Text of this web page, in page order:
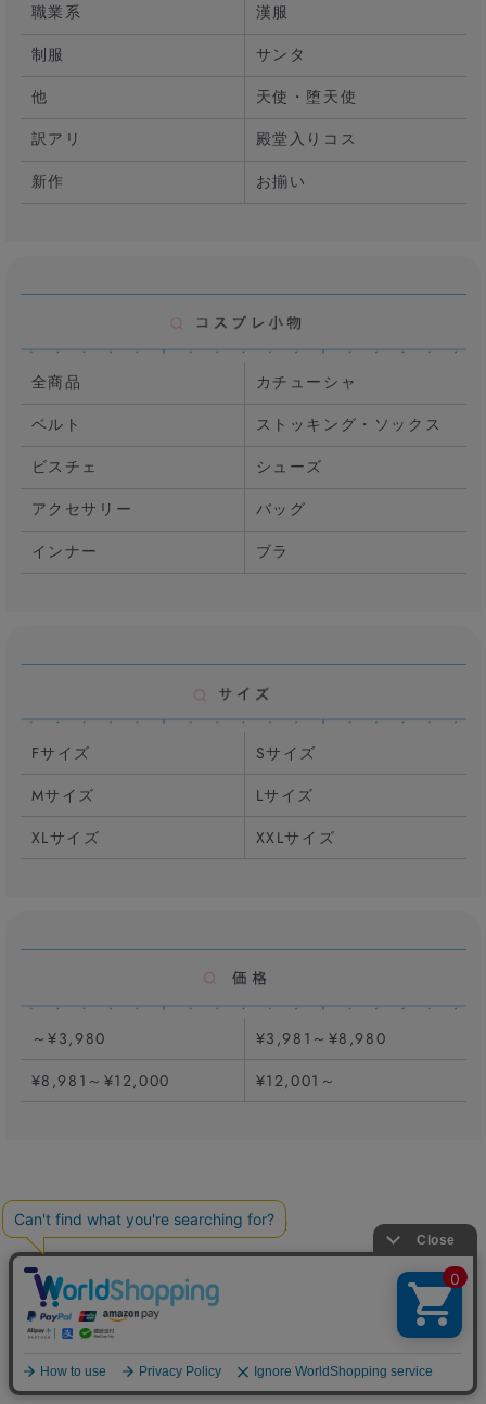
職業系
漢服
制服
サンタ
他
天使・堕天使
訳アリ
殿堂入りコス
新作
お揃い
全商品
カチューシャ
ベルト
ストッキング・ソックス
ビスチェ
シューズ
アクセサリー
バッグ
インナー
ブラ
Fサイズ
Sサイズ
Mサイズ
Lサイズ
XLサイズ
XXLサイズ
～¥3,980
¥3,981～¥8,980
¥8,981～¥12,000
¥12,001～